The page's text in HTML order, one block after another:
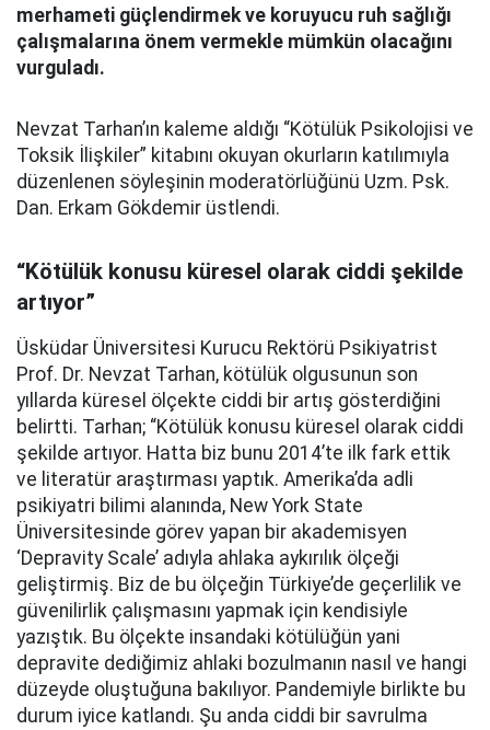
merhameti güçlendirmek ve koruyucu ruh sağlığı
çalışmalarına önem vermekle mümkün olacağını
vurguladı.
Nevzat Tarhan’ın kaleme aldığı “Kötülük Psikolojisi ve
Toksik İlişkiler” kitabını okuyan okurların katılımıyla
düzenlenen söyleşinin moderatörlüğünü Uzm. Psk.
Dan. Erkam Gökdemir üstlendi.
“Kötülük konusu küresel olarak ciddi şekilde
artıyor”
Üsküdar Üniversitesi Kurucu Rektörü Psikiyatrist
Prof. Dr. Nevzat Tarhan, kötülük olgusunun son
yıllarda küresel ölçekte ciddi bir artış gösterdiğini
belirtti. Tarhan; “Kötülük konusu küresel olarak ciddi
şekilde artıyor. Hatta biz bunu 2014’te ilk fark ettik
ve literatür araştırması yaptık. Amerika’da adli
psikiyatri bilimi alanında, New York State
Üniversitesinde görev yapan bir akademisyen
‘Depravity Scale’ adıyla ahlaka aykırılık ölçeği
geliştirmiş. Biz de bu ölçeğin Türkiye’de geçerlilik ve
güvenilirlik çalışmasını yapmak için kendisiyle
yazıştık. Bu ölçekte insandaki kötülüğün yani
depravite dediğimiz ahlaki bozulmanın nasıl ve hangi
düzeyde oluştuğuna bakılıyor. Pandemiyle birlikte bu
durum iyice katlandı. Şu anda ciddi bir savrulma